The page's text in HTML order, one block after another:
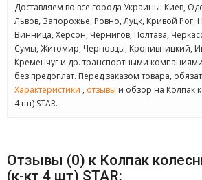
Доставляем во все города Украины: Киев,
Львов, Запорожье, Ровно, Луцк, Кривой Рог,
Винница, Херсон, Чернигов, Полтава,
Сумы, Житомир, Черновцы, Кропивницкий,
Кременчуг и др. транспортными
без предоплат. Перед заказом товара,
Характеристики , отзывы и обзор на Колпак
4 шт) STAR.
Отзывы (0) к Колпак
(к-кт 4 шт) STAR: